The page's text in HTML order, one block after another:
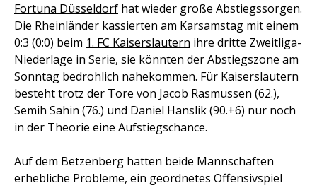
Fortuna Düsseldorf hat wieder große Abstiegssorgen.
Die Rheinländer kassierten am Karsamstag mit einem
0:3 (0:0) beim 1. FC Kaiserslautern ihre dritte Zweitliga-
Niederlage in Serie, sie könnten der Abstiegszone am
Sonntag bedrohlich nahekommen. Für Kaiserslautern
besteht trotz der Tore von Jacob Rasmussen (62.),
Semih Sahin (76.) und Daniel Hanslik (90.+6) nur noch
in der Theorie eine Aufstiegschance.
Auf dem Betzenberg hatten beide Mannschaften
erhebliche Probleme, ein geordnetes Offensivspiel